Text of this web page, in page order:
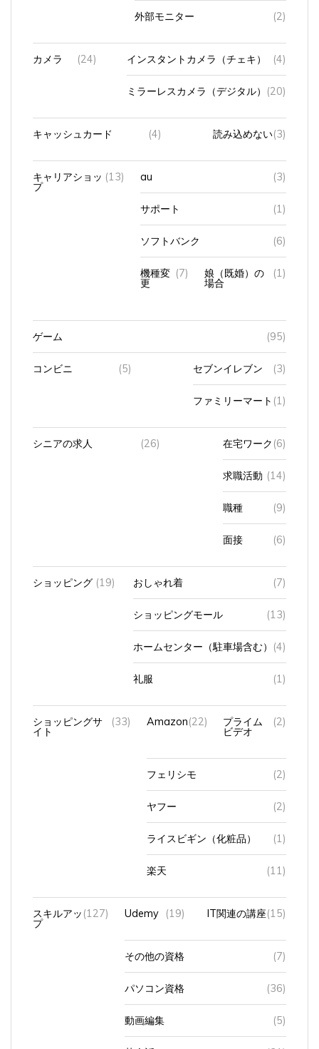
外部モニター (2)
カメラ (24) インスタントカメラ（チェキ） (4)
ミラーレスカメラ（デジタル） (20)
キャッシュカード (4) 読み込めない(3)
キャリアショッ
プ
(13) au (3)
サポート (1)
ソフトバンク (6)
機種変
更
(7) 娘（既婚）の
場合
(1)
ゲーム (95)
コンビニ (5) セブンイレブン (3)
ファミリーマート (1)
シニアの求人 (26) 在宅ワーク (6)
求職活動 (14)
職種 (9)
面接 (6)
ショッピング (19) おしゃれ着 (7)
ショッピングモール (13)
ホームセンター（駐車場含む） (4)
礼服 (1)
ショッピングサ
イト
(33) Amazon(22) プライム
ビデオ
(2)
フェリシモ (2)
ヤフー (2)
ライスビギン（化粧品） (1)
楽天 (11)
スキルアッ
プ
(127) Udemy (19) IT関連の講座(15)
その他の資格 (7)
パソコン資格 (36)
動画編集 (5)